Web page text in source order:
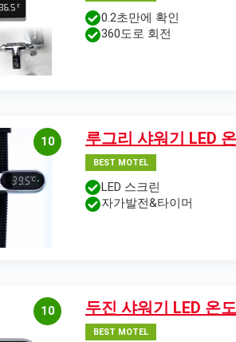
0.2초만에 확인
360도로 회전
10 루그리 샤워기 LED
BEST MOTEL
LED 스크린
자가발전&타이머
10 두진 샤워기 LED 온
BEST MOTEL